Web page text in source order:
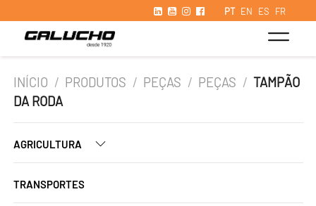
PT EN ES FR
INÍCIO / PRODUTOS / PEÇAS / PEÇAS / TAMPÃO
DA RODA
AGRICULTURA
TRANSPORTES